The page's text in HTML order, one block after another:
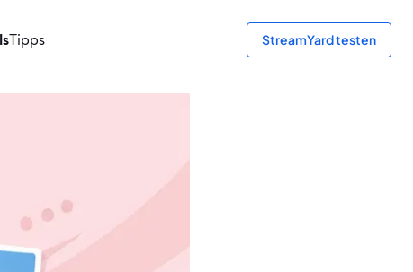
Tipps StreamYard testen